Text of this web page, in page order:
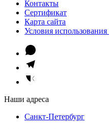
Контакты
Сертификат
Карта сайта
Условия
Наши адреса
Санкт-Петербург